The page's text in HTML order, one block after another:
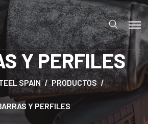
Y PERFILES
SPAIN PRODUCTOS
Y PERFILES